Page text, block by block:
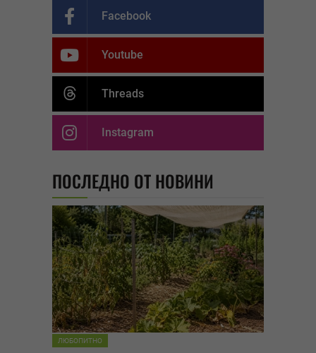
Facebook
Youtube
Threads
Instagram
ПОСЛЕДНО ОТ НОВИНИ
ЛЮБОПИТНО